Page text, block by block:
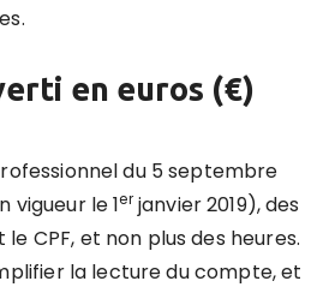
en euros (€)
du 5 septembre
vigueur le 1erjanvier 2019), des
CPF, et non plus des heures.
la lecture du compte, et